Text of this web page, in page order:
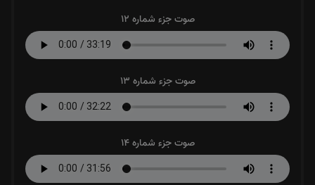
صوت جزء شماره 12
صوت جزء شماره 13
صوت جزء شماره 14